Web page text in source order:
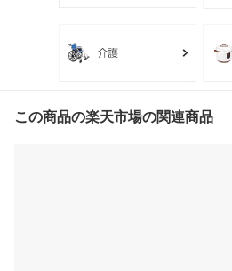
この商品の楽天市場の関連商品